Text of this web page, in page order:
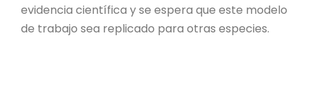
evidencia científica y se espera que este modelo
de trabajo sea replicado para otras especies.